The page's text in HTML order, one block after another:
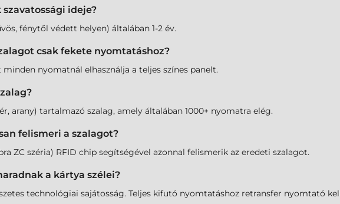
ideje?
fénytől védett helyen) általában 1-2 év.
csak fekete nyomtatáshoz?
nyomatnál elhasználja a teljes színes panelt.
arany) tartalmazó szalag, amely általában 1000+ nyomatra elég.
felismeri a szalagot?
ZC széria) RFID chip segítségével azonnal felismerik az eredeti szalagot.
a kártya szélei?
technológiai sajátosság. Teljes kifutó nyomtatáshoz retransfer nyomtató